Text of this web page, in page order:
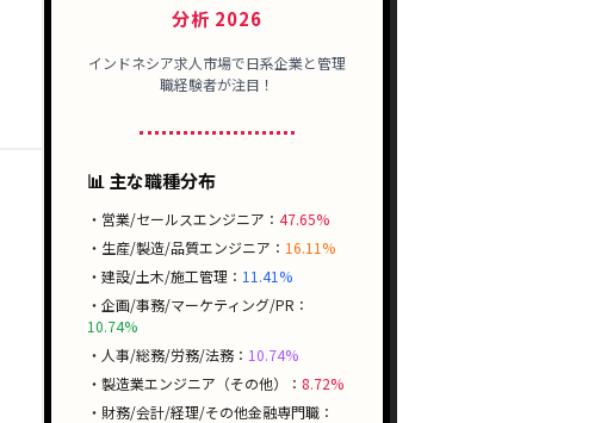
分析 2026
インドネシア求人市場で日系企業と管理
職経験者が注目！
📊 主な職種分布
・営業/セールスエンジニア： 47.65%
・生産/製造/品質エンジニア： 16.11%
・建設/土木/施工管理： 11.41%
・企画/事務/マーケティング/PR：
10.74%
・人事/総務/労務/法務： 10.74%
・製造業エンジニア（その他）： 8.72%
・財務/会計/経理/その他金融専門職：